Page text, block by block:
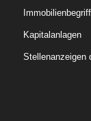
Kapitalanlagen
Stellenanzeigen